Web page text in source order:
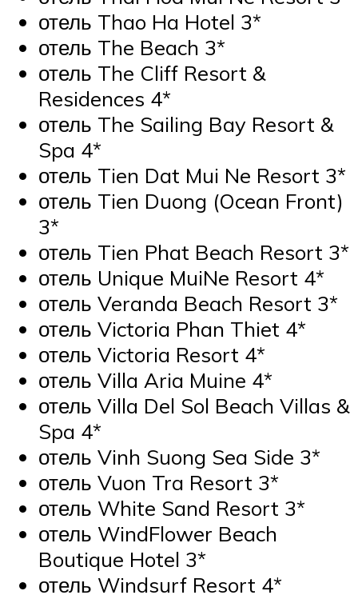
отель Thao Ha Hotel 3*
отель The Beach 3*
отель The Cliff Resort &
Residences 4*
отель The Sailing Bay Resort &
Spa 4*
отель Tien Dat Mui Ne Resort 3*
отель Tien Duong (Ocean Front)
3*
отель Tien Phat Beach Resort 3*
отель Unique MuiNe Resort 4*
отель Veranda Beach Resort 3*
отель Victoria Phan Thiet 4*
отель Victoria Resort 4*
отель Villa Aria Muine 4*
отель Villa Del Sol Beach Villas &
Spa 4*
отель Vinh Suong Sea Side 3*
отель Vuon Tra Resort 3*
отель White Sand Resort 3*
отель WindFlower Beach
Boutique Hotel 3*
отель Windsurf Resort 4*